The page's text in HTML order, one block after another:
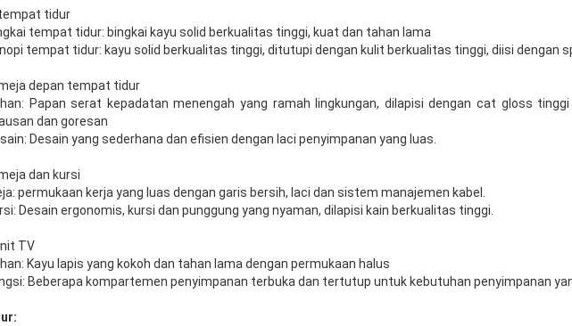
tidur
tempat tidur: bingkai kayu solid berkualitas tinggi, kuat dan tahan lama
tempat tidur: kayu solid berkualitas tinggi, ditutupi dengan kulit berkualitas tinggi, diisi dengan
depan tempat tidur
Papan serat kepadatan menengah yang ramah lingkungan, dilapisi dengan cat gloss
dan goresan
Desain yang sederhana dan efisien dengan laci penyimpanan yang luas.
dan kursi
permukaan kerja yang luas dengan garis bersih, laci dan sistem manajemen kabel.
Desain ergonomis, kursi dan punggung yang nyaman, dilapisi kain berkualitas tinggi.
TV
Kayu lapis yang kokoh dan tahan lama dengan permukaan halus
Beberapa kompartemen penyimpanan terbuka dan tertutup untuk kebutuhan penyimpanan